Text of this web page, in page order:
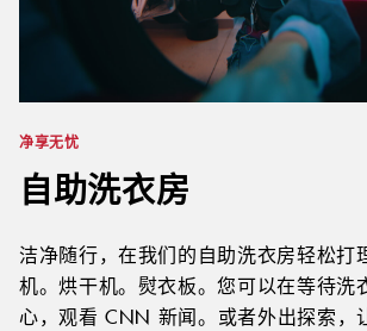
净享无忧
自助洗衣房
洁净随行，在我们的自助洗衣房轻松打
机。烘干机。熨衣板。您可以在等待洗
心，观看 CNN 新闻。或者外出探索，